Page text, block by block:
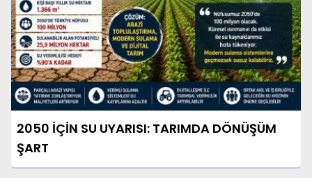
2050 İÇİN SU UYARISI: TARIMDA DÖNÜŞÜM
ŞART